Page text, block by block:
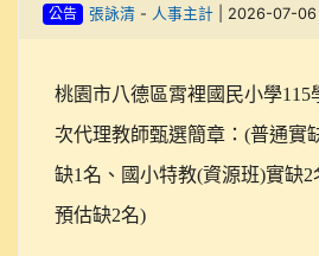
公告 張詠清- 人事主計| 2026-07-06
桃園市八德區霄裡國民小學115
次代理教師甄選簡章：(普通實
缺1名、國小特教(資源班)實缺
預估缺2名)